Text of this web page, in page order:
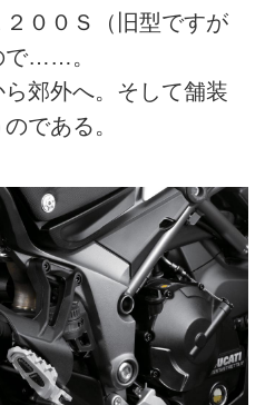
００Ｓ（旧型ですが
で……。
郊外へ。そして舗装
のである。